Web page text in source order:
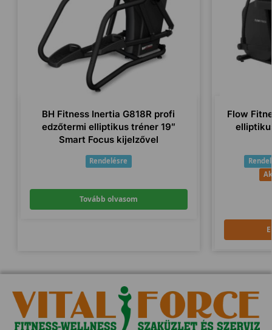
BH Fitness Inertia G818R profi
edzőtermi elliptikus tréner 19″
Smart Focus kijelzővel
Rendelésre
Tovább olvasom
Flow